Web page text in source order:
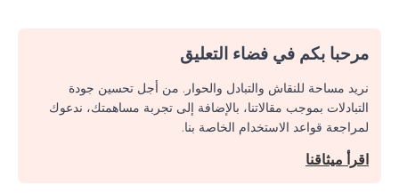
مرحبا بكم في فضاء التعليق
نريد مساحة للنقاش والتبادل والحوار. من أجل تحسين جودة
التبادلات بموجب مقالاتنا، بالإضافة إلى تجربة مساهمتك، ندعوك
لمراجعة قواعد الاستخدام الخاصة بنا.
اقرأ ميثاقنا